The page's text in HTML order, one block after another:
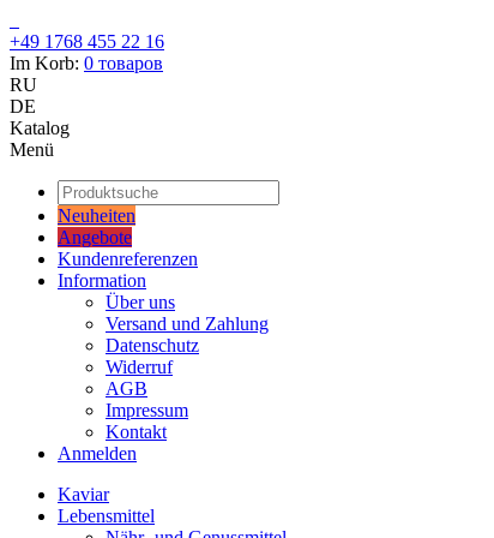
+49 1768 455 22 16
Im Korb: 0 товаров
RU
DE
Katalog
Menü
Neuheiten
Angebote
Kundenreferenzen
Information
Über uns
Versand und Zahlung
Datenschutz
Widerruf
AGB
Impressum
Kontakt
Anmelden
Kaviar
Lebensmittel